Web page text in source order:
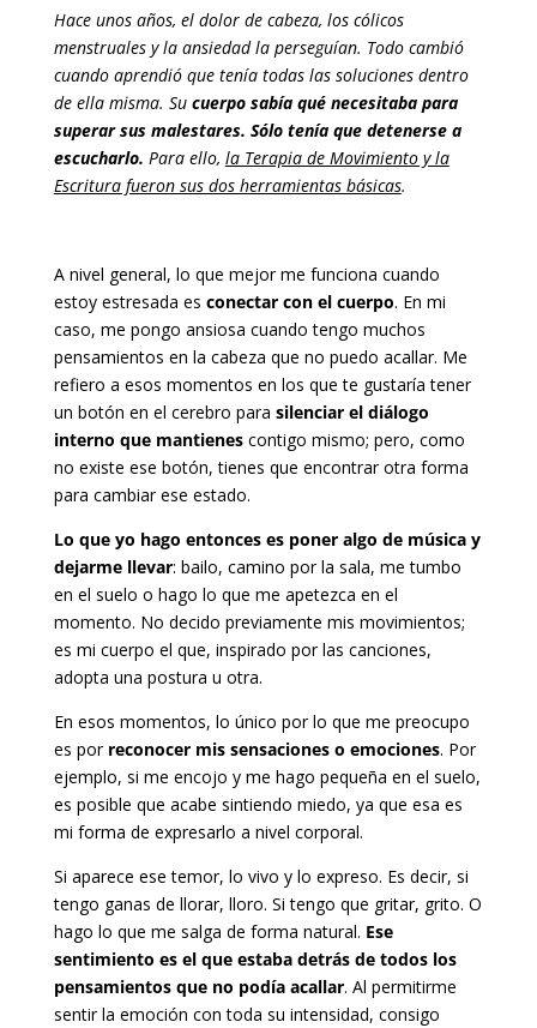
Hace unos años, el dolor de cabeza, los cólicos
menstruales y la ansiedad la perseguían. Todo cambió
cuando aprendió que tenía todas las soluciones dentro
de ella misma. Sucuerpo sabía qué necesitaba para
superar sus malestares. Sólo tenía que detenerse a
escucharlo. Para ello, la Terapia de Movimiento y la
Escritura fueron sus dos herramientas básicas.
A nivel general, lo que mejor me funciona cuando
estoy estresada es conectar con el cuerpo. En mi
caso, me pongo ansiosa cuando tengo muchos
pensamientos en la cabeza que no puedo acallar. Me
refiero a esos momentos en los que te gustaría tener
un botón en el cerebro para silenciar el diálogo
interno que mantienescontigo mismo; pero, como
no existe ese botón, tienes que encontrar otra forma
para cambiar ese estado.
Lo que yo hago entonces es poner algo de música y
dejarme llevar: bailo, camino por la sala, me tumbo
en el suelo o hago lo que me apetezca en el
momento. No decido previamente mis movimientos;
es mi cuerpo el que, inspirado por las canciones,
adopta una postura u otra.
En esos momentos, lo único por lo que me preocupo
es por reconocer mis sensaciones o emociones. Por
ejemplo, si me encojo y me hago pequeña en el suelo,
es posible que acabe sintiendo miedo, ya que esa es
mi forma de expresarlo a nivel corporal.
Si aparece ese temor, lo vivo y lo expreso. Es decir, si
tengo ganas de llorar, lloro. Si tengo que gritar, grito. O
hago lo que me salga de forma natural. Ese
sentimiento es el que estaba detrás de todos los
pensamientos que no podía acallar. Al permitirme
sentir la emoción con toda su intensidad, consigo